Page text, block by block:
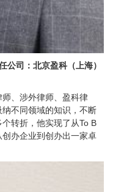
公司：北京盈科（上海）
、涉外律师、盈科律
不同领域的知识，不断
转折，他实现了从To B
办企业到创办出一家卓